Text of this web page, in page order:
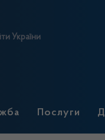
України
Послуги